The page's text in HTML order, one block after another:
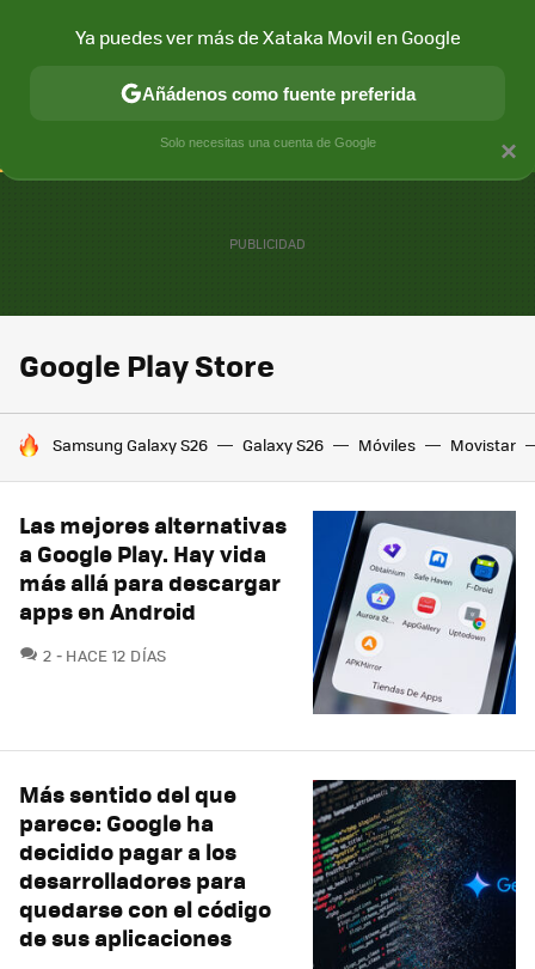
CONECTIVIDAD MÓVIL Y SOCIEDAD APLICACIONES
Google Play Store
HOY SE HABLA DE
Samsung Galaxy S26 Galaxy S26 Móviles Movistar
Las mejores alternativas
a Google Play. Hay vida
más allá para descargar
apps en Android
2 COMENTARIOS
HACE 12 DÍAS
Más sentido del que
parece: Google ha
decidido pagar a los
desarrolladores para
quedarse con el código
de sus aplicaciones
×
Ya puedes ver más de Xataka Movil en Google
Añádenos como fuente preferida
Solo necesitas una cuenta de Google